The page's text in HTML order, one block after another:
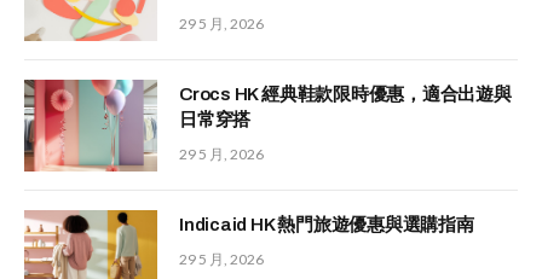
29 5 月, 2026
Crocs HK 經典鞋款限時優惠，適合出遊與
日常穿搭
29 5 月, 2026
Indicaid HK 熱門旅遊優惠與選購指南
29 5 月, 2026